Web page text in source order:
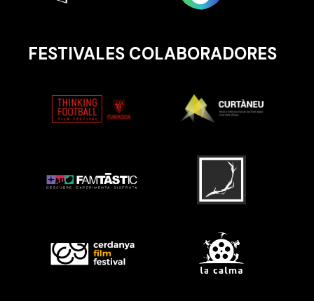
FESTIVALES COLABORADORES